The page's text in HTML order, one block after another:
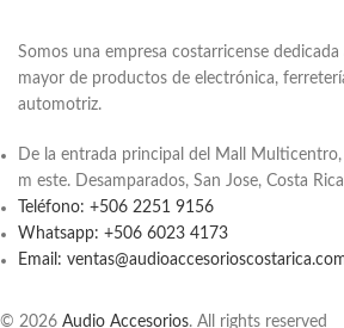
Somos una empresa costarricense
mayor de productos de electrónica,
automotriz.
De la entrada principal del Mall
m este. Desamparados, San Jose, Costa Rica
Teléfono: +506 2251 9156
Whatsapp: +506 6023 4173
Email:
© 2026 Audio Accesorios. All rights reserved